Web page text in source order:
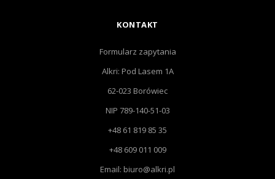
KONTAKT
Formularz zapytania
Alkri: Pod Lasem 1A
62-023 Borówiec
NIP 789-140-51-03
+48 61 819 85 35
+48 609 011 009
Email: biuro@alkri.pl